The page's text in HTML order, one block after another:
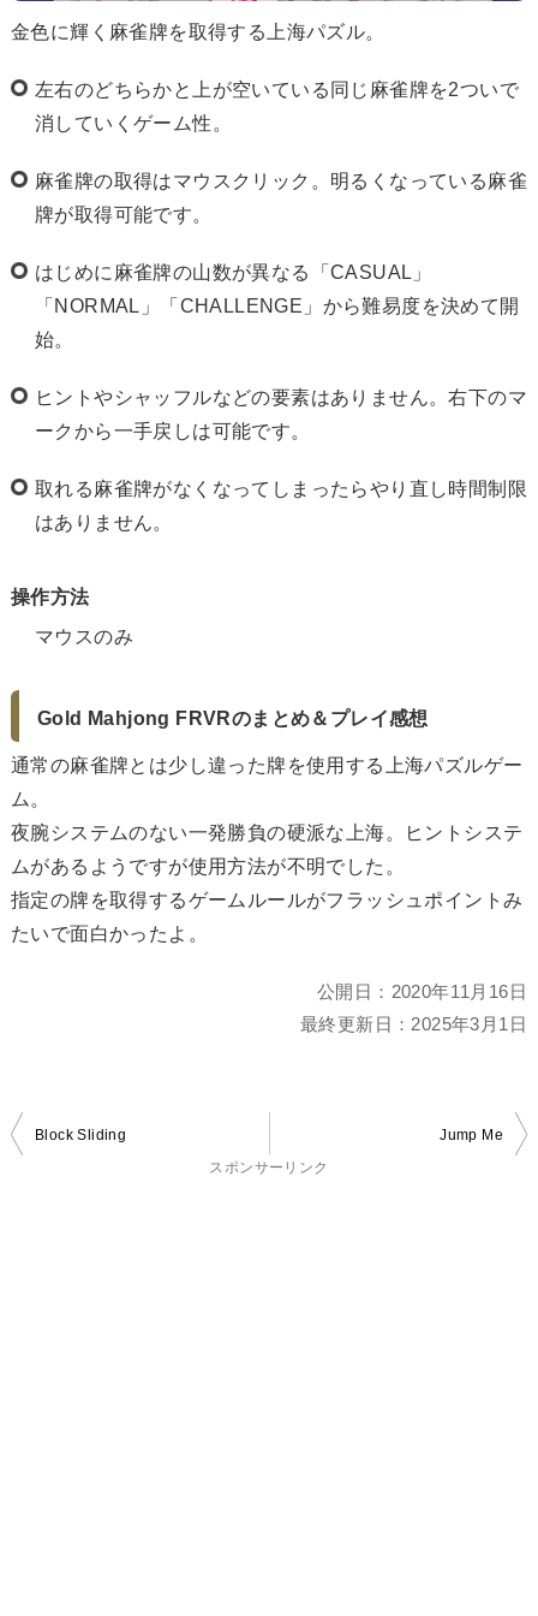
金色に輝く麻雀牌を取得する上海パズル。
左右のどちらかと上が空いている同じ麻雀牌を2ついで
消していくゲーム性。
麻雀牌の取得はマウスクリック。明るくなっている麻雀
牌が取得可能です。
はじめに麻雀牌の山数が異なる「CASUAL」
「NORMAL」「CHALLENGE」から難易度を決めて開
始。
ヒントやシャッフルなどの要素はありません。右下のマ
ークから一手戻しは可能です。
取れる麻雀牌がなくなってしまったらやり直し時間制限
はありません。
操作方法
マウスのみ
Gold Mahjong FRVRのまとめ＆プレイ感想
通常の麻雀牌とは少し違った牌を使用する上海パズルゲー
ム。
夜腕システムのない一発勝負の硬派な上海。ヒントシステ
ムがあるようですが使用方法が不明でした。
指定の牌を取得するゲームルールがフラッシュポイントみ
たいで面白かったよ。
公開日： 2020年11月16日
最終更新日： 2025年3月1日
投
Block Sliding
Jump Me
スポンサーリンク